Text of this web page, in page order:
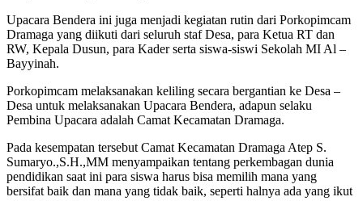
Upacara Bendera ini juga menjadi kegiatan rutin dari Porkopimcam
Dramaga yang diikuti dari seluruh staf Desa, para Ketua RT dan
RW, Kepala Dusun, para Kader serta siswa-siswi Sekolah MI Al –
Bayyinah.
Porkopimcam melaksanakan keliling secara bergantian ke Desa –
Desa untuk melaksanakan Upacara Bendera, adapun selaku
Pembina Upacara adalah Camat Kecamatan Dramaga.
Pada kesempatan tersebut Camat Kecamatan Dramaga Atep S.
Sumaryo.,S.H.,MM menyampaikan tentang perkembagan dunia
pendidikan saat ini para siswa harus bisa memilih mana yang
bersifat baik dan mana yang tidak baik, seperti halnya ada yang ikut